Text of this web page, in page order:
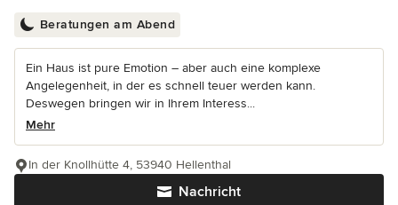
Beratungen am Abend
Ein Haus ist pure Emotion – aber auch eine komplexe
Angelegenheit, in der es schnell teuer werden kann.
Deswegen bringen wir in Ihrem Interess...
Mehr
Nachricht
In der Knollhütte 4, 53940 Hellenthal